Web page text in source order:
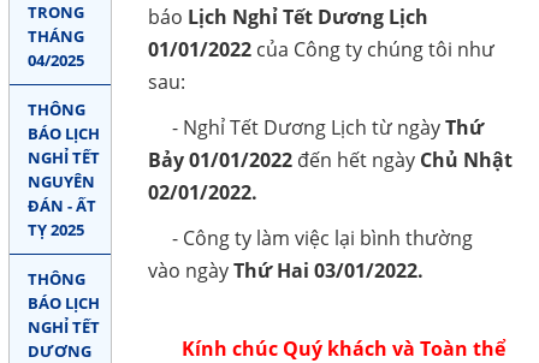
TRONG
THÁNG
04/2025
THÔNG
BÁO LỊCH
NGHỈ TẾT
NGUYÊN
ĐÁN - ẤT
TỴ 2025
THÔNG
BÁO LỊCH
NGHỈ TẾT
DƯƠNG
báo Lịch Nghỉ Tết Dương Lịch
01/01/2022 của Công ty chúng tôi như
sau:
- Nghỉ Tết Dương Lịch từ ngàyThứ
Bảy01/01/2022 đến hết ngày Chủ Nhật
02/01/2022.
- Công ty làm việc lại bình thường
vào ngàyThứ Hai 03/01/2022.
Kính chúc Quý khách và Toàn thể
khuong.quochai@gmail.com
Gọi cho chúng tôi
Nhắn tin
Mail
COPYRIGHT 2018. ALL RIGHTS RESERVED